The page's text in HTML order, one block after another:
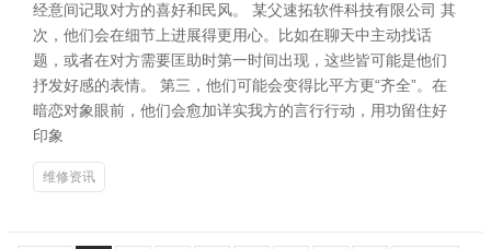
经意间记取对方的喜好和民风。 某父速拓软件科技有限公司 其
次，他们会在细节上进展得更用心。比如在聊天中主动找话
题，或者在对方需要匡助时第一时间出现，这些皆可能是他们
抒发好感的表情。 第三，他们可能会变得比平方更“齐全”。在
暗恋对象眼前，他们会愈加详实我方的言行行动，用功留住好
印象
维修资讯